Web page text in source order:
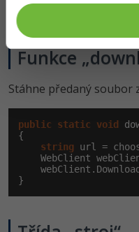
}
Funkce
Stáhne předaný soubor
public static void
{
string url =
WebClient
}